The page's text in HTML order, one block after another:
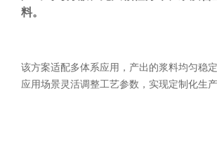
料。
该方案适配多体系应用，产出的浆料均匀稳
应用场景灵活调整工艺参数，实现定制化生产